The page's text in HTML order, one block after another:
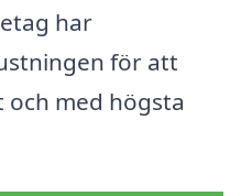
har
för att
med högsta